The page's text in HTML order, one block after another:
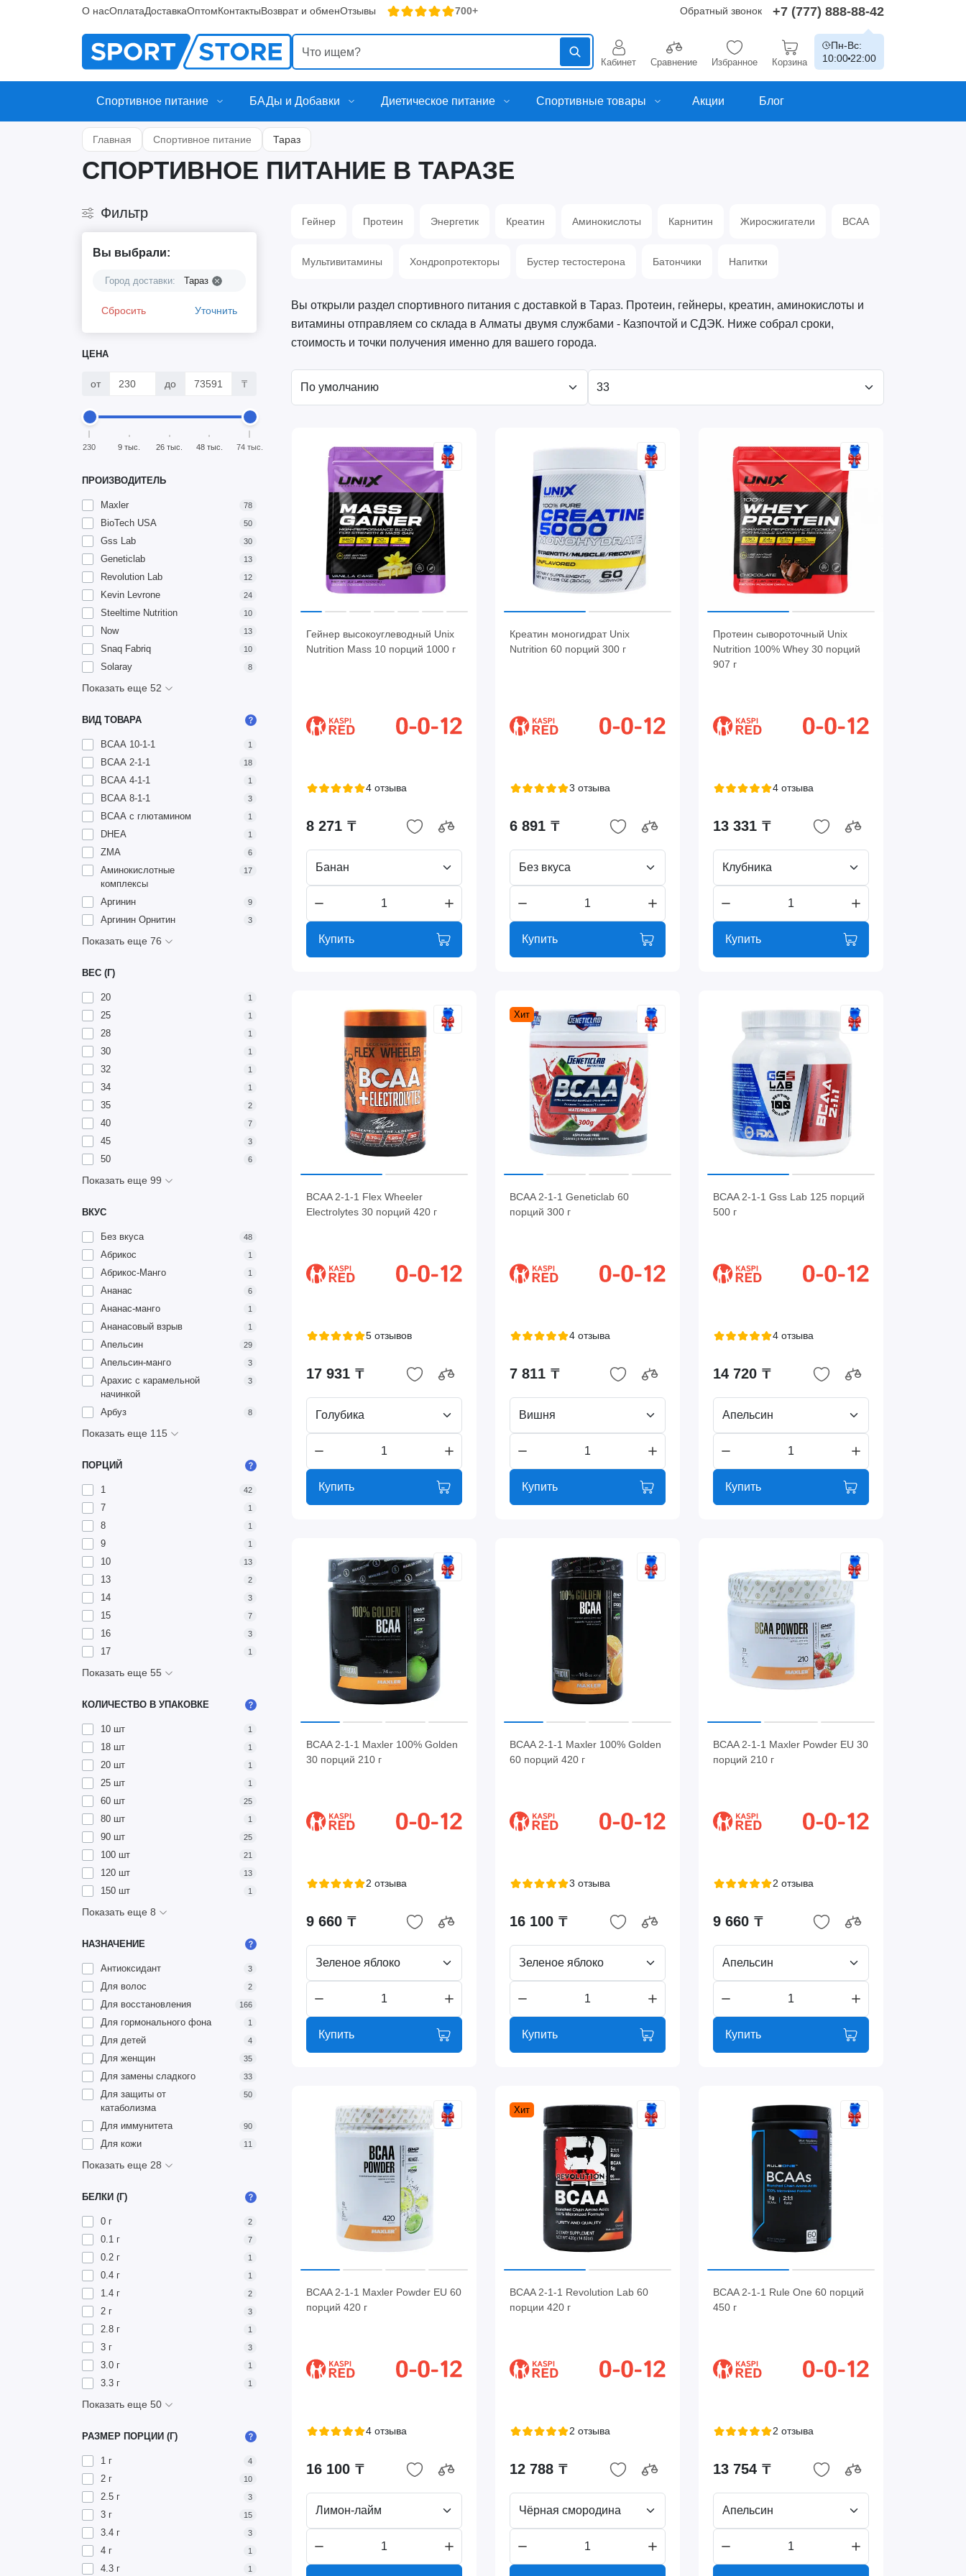
О насОплатаДоставкаОптомКонтактыВозврат и обменОтзывы 700+ Обратный звонок +7 (777) 888-88-42
Кабинет Сравнение Избранное Корзина
Пн-Вс:
10:00 22:00
Спортивное питание БАДы и Добавки Диетическое питание Спортивные товары Акции Блог
Главная Спортивное питание Тараз
СПОРТИВНОЕ ПИТАНИЕ В ТАРАЗЕ
Фильтр
Вы выбрали:
Город доставки: Тараз
Сбросить Уточнить
ЦЕНА
от до ₸
230 9 тыс. 26 тыс. 48 тыс. 74 тыс.
ПРОИЗВОДИТЕЛЬ
Maxler 78
BioTech USA 50
Gss Lab 30
Geneticlab 13
Revolution Lab 12
Kevin Levrone 24
Steeltime Nutrition 10
Now 13
Snaq Fabriq 10
Solaray 8
Показать еще 52
ВИД ТОВАРА
BCAA 10-1-1 1
BCAA 2-1-1 18
BCAA 4-1-1 1
BCAA 8-1-1 3
BCAA с глютамином 1
DHEA 1
ZMA 6
Аминокислотные
комплексы
17
Аргинин 9
Аргинин Орнитин 3
Показать еще 76
ВЕС (Г)
20 1
25 1
28 1
30 1
32 1
34 1
35 2
40 7
45 3
50 6
Показать еще 99
ВКУС
Без вкуса 48
Абрикос 1
Абрикос-Манго 1
Ананас 6
Ананас-манго 1
Ананасовый взрыв 1
Апельсин 29
Апельсин-манго 3
Арахис с карамельной
начинкой
3
Арбуз 8
Показать еще 115
ПОРЦИЙ
1 42
7 1
8 1
9 1
10 13
13 2
14 3
15 7
16 3
17 1
Показать еще 55
КОЛИЧЕСТВО В УПАКОВКЕ
10 шт 1
18 шт 1
20 шт 1
25 шт 1
60 шт 25
80 шт 1
90 шт 25
100 шт 21
120 шт 13
150 шт 1
Показать еще 8
НАЗНАЧЕНИЕ
Антиоксидант 3
Для волос 2
Для восстановления 166
Для гормонального фона 1
Для детей 4
Для женщин 35
Для замены сладкого 33
Для защиты от
катаболизма
50
Для иммунитета 90
Для кожи 11
Показать еще 28
БЕЛКИ (Г)
0 г 2
0.1 г 7
0.2 г 1
0.4 г 1
1.4 г 2
2 г 3
2.8 г 1
3 г 3
3.0 г 1
3.3 г 1
Показать еще 50
РАЗМЕР ПОРЦИИ (Г)
1 г 4
2 г 10
2.5 г 3
3 г 15
3.4 г 3
4 г 1
4.3 г 1
Гейнер Протеин Энергетик Креатин Аминокислоты Карнитин Жиросжигатели BCAA
Мультивитамины Хондропротекторы Бустер тестостерона Батончики Напитки
Вы открыли раздел спортивного питания с доставкой в Тараз. Протеин, гейнеры, креатин, аминокислоты и
витамины отправляем со склада в Алматы двумя службами - Казпочтой и СДЭК. Ниже собрал сроки,
стоимость и точки получения именно для вашего города.
Гейнер высокоуглеводный Unix
Nutrition Mass 10 порций 1000 г
4 отзыва
8 271 ₸
Банан
Купить
Креатин моногидрат Unix
Nutrition 60 порций 300 г
3 отзыва
6 891 ₸
Без вкуса
Купить
Протеин сывороточный Unix
Nutrition 100% Whey 30 порций
907 г
4 отзыва
13 331 ₸
Клубника
Купить
BCAA 2-1-1 Flex Wheeler
Electrolytes 30 порций 420 г
5 отзывов
17 931 ₸
Голубика
Купить
Хит
BCAA 2-1-1 Geneticlab 60
порций 300 г
4 отзыва
7 811 ₸
Вишня
Купить
BCAA 2-1-1 Gss Lab 125 порций
500 г
4 отзыва
14 720 ₸
Апельсин
Купить
BCAA 2-1-1 Maxler 100% Golden
30 порций 210 г
2 отзыва
9 660 ₸
Зеленое яблоко
Купить
BCAA 2-1-1 Maxler 100% Golden
60 порций 420 г
3 отзыва
16 100 ₸
Зеленое яблоко
Купить
BCAA 2-1-1 Maxler Powder EU 30
порций 210 г
2 отзыва
9 660 ₸
Апельсин
Купить
BCAA 2-1-1 Maxler Powder EU 60
порций 420 г
4 отзыва
16 100 ₸
Лимон-лайм
Хит
BCAA 2-1-1 Revolution Lab 60
порции 420 г
2 отзыва
12 788 ₸
Чёрная смородина
BCAA 2-1-1 Rule One 60 порций
450 г
2 отзыва
13 754 ₸
Апельсин